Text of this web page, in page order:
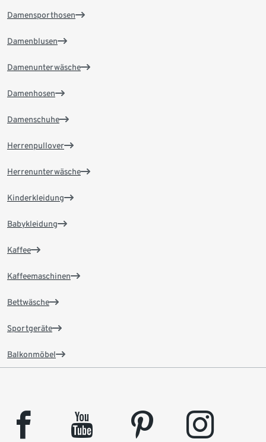
Damensporthosen
Damenblusen
Damenunterwäsche
Damenhosen
Damenschuhe
Herrenpullover
Herrenunterwäsche
Kinderkleidung
Babykleidung
Kaffee
Kaffeemaschinen
Bettwäsche
Sportgeräte
Balkonmöbel
facebook youtube pinterest instagram